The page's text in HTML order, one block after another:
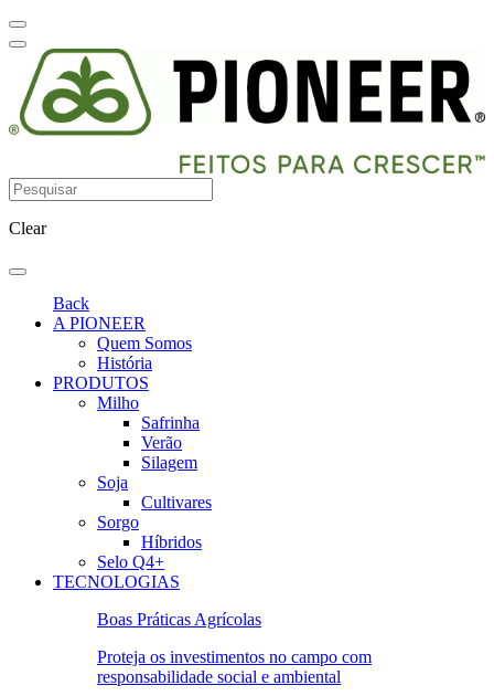
Clear
Back
A PIONEER
Quem Somos
História
PRODUTOS
Milho
Safrinha
Verão
Silagem
Soja
Cultivares
Sorgo
Híbridos
Selo Q4+
TECNOLOGIAS
Boas Práticas Agrícolas
Proteja os investimentos no campo com
responsabilidade social e ambiental